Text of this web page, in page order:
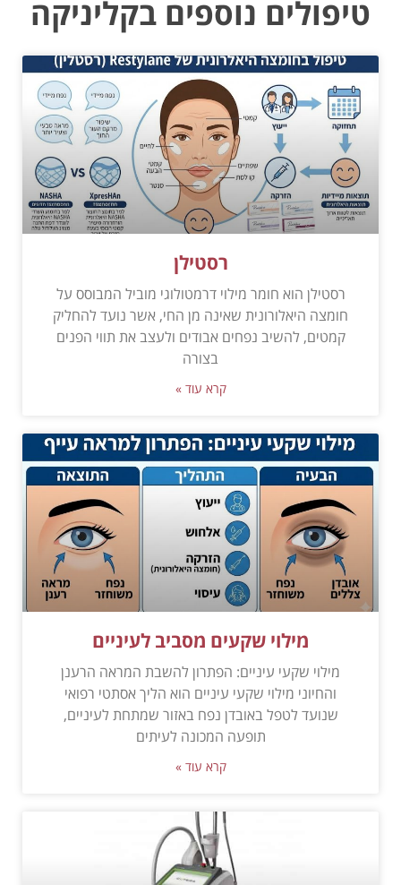
טיפולים נוספים בקליניקה
רסטילן
רסטילן הוא חומר מילוי דרמטולוגי מוביל המבוסס על
חומצה היאלורונית שאינה מן החי, אשר נועד להחליק
קמטים, להשיב נפחים אבודים ולעצב את תווי הפנים
בצורה
קרא עוד »
מילוי שקעים מסביב לעיניים
מילוי שקעי עיניים: הפתרון להשבת המראה הרענן
והחיוני מילוי שקעי עיניים הוא הליך אסתטי רפואי
שנועד לטפל באובדן נפח באזור שמתחת לעיניים,
תופעה המכונה לעיתים
קרא עוד »